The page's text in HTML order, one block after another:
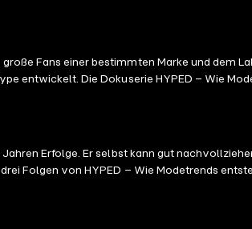
Fans einer bestimmten Marke und dem
entwickelt. Die Dokuserie HYPED – Wie
Erfolge. Er selbst kann gut
Folgen von HYPED – Wie Modetrends